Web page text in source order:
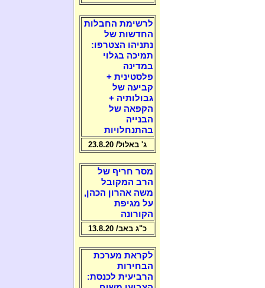
לרשימת החבלות
החדשות של
נתניהו הצטרפו:
תמיכה בגלוי
במדינה
פלסטינית +
קביעה של
גבולותיה +
הקפאה של
הבנייה
בהתנחלויות
ג' באלול/ 23.8.20
מסר חריף של
הרב המקובל
משה אהרון הכהן,
על מגיפת
הקורונה
כ"ג באב/ 13.8.20
לקראת מערכת
הבחירות
הרביעית לכנסת: